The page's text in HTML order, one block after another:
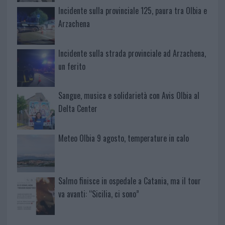
Incidente sulla provinciale 125, paura tra Olbia e
Arzachena
Incidente sulla strada provinciale ad Arzachena,
un ferito
Sangue, musica e solidarietà con Avis Olbia al
Delta Center
Meteo Olbia 9 agosto, temperature in calo
Salmo finisce in ospedale a Catania, ma il tour
va avanti: “Sicilia, ci sono”